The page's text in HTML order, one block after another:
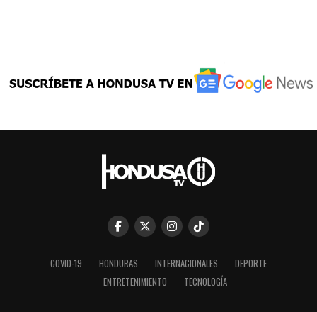
COVID-19 HONDURAS INTERNACIONALES
DEPORTE
ENTRETENIMIENTO
TECNOLOGÍA